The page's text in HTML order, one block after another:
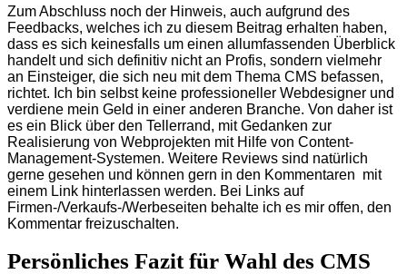
Zum Abschluss noch der Hinweis, auch aufgrund des
Feedbacks, welches ich zu diesem Beitrag erhalten haben,
dass es sich keinesfalls um einen allumfassenden Überblick
handelt und sich definitiv nicht an Profis, sondern vielmehr
an Einsteiger, die sich neu mit dem Thema CMS befassen,
richtet. Ich bin selbst keine professioneller Webdesigner und
verdiene mein Geld in einer anderen Branche. Von daher ist
es ein Blick über den Tellerrand, mit Gedanken zur
Realisierung von Webprojekten mit Hilfe von Content-
Management-Systemen. Weitere Reviews sind natürlich
gerne gesehen und können gern in den Kommentaren mit
einem Link hinterlassen werden. Bei Links auf
Firmen-/Verkaufs-/Werbeseiten behalte ich es mir offen, den
Kommentar freizuschalten.
Persönliches Fazit für Wahl des CMS